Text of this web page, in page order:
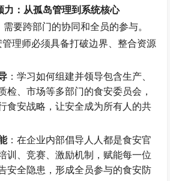
力：从孤岛管理到系统核心
要跨部门的协同和全员的参与。
理师必须具备打破边界、整合资源
：学习如何组建并领导包含生产、
检、市场等多部门的食安委员会，
食安战略，让安全成为所有人的共
：在企业内部倡导人人都是食安官
训、竞赛、激励机制，赋能每一位
安全隐患，形成全员参与的食安防